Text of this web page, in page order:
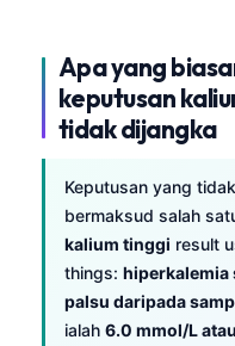
Apa yang
keputusan
tidak dijangka
Keputusan yang
bermaksud salah
kalium tinggi result
things: hiperkalemia
palsu daripada
ialah 6.0 mmol/L